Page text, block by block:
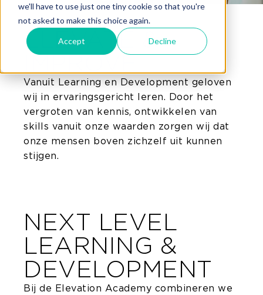
we'll have to use just one tiny cookie so that you're
not asked to make this choice again.
Accept Decline
ELEVATE &
IMPROVE
Vanuit Learning en Development geloven
wij in ervaringsgericht leren. Door het
vergroten van kennis, ontwikkelen van
skills vanuit onze waarden zorgen wij dat
onze mensen boven zichzelf uit kunnen
stijgen.
NEXT LEVEL
LEARNING &
DEVELOPMENT
Bij de Elevation Academy combineren we